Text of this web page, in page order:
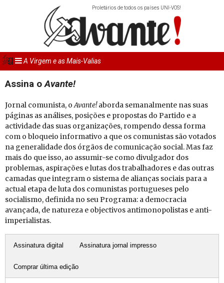
Proletários de todos os países UNI-VOS!
A Virgem e as Mais-Valias
Assina oAvante!
Jornal comunista, oAvante!aborda semanalmente nas suas
páginas as análises, posições e propostas do Partido e a
actividade das suas organizações, rompendo dessa forma
com o bloqueio informativo a que os comunistas são votados
na generalidade dos órgãos de comunicação social. Mas faz
mais do que isso, ao assumir-se como divulgador dos
problemas, aspirações e lutas dos trabalhadores e das outras
camadas que integram o sistema de alianças sociais para a
actual etapa de luta dos comunistas portugueses pelo
socialismo, definida no seu Programa: a democracia
avançada, de natureza e objectivos antimonopolistas e anti-
imperialistas.
Assinatura digital Assinatura jornal impresso
Comprar última edição